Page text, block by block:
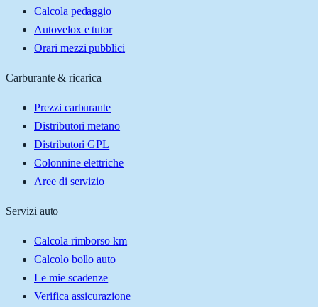
Calcola pedaggio
Autovelox e tutor
Orari mezzi pubblici
Carburante & ricarica
Prezzi carburante
Distributori metano
Distributori GPL
Colonnine elettriche
Aree di servizio
Servizi auto
Calcola rimborso km
Calcolo bollo auto
Le mie scadenze
Verifica assicurazione